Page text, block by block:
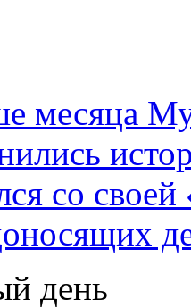
месяца
со
день